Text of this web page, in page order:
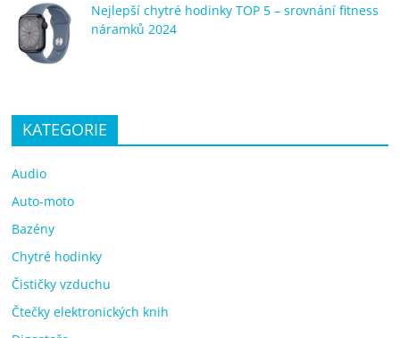
Nejlepší chytré hodinky TOP 5 – srovnání fitness
náramků 2024
KATEGORIE
Audio
Auto-moto
Bazény
Chytré hodinky
Čističky vzduchu
Čtečky elektronických knih